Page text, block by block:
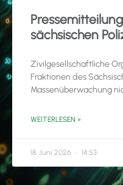
sächsischen
Zivilgesellschaftliche
Fraktionen des
Massenüberwachung
WEITERLESEN »
18. Juni 2026 14:53